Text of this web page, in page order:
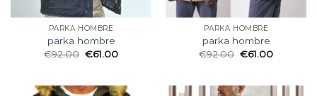
PARKA HOMBRE
parka hombre
€92.00 €61.00
PARKA HOMBRE
parka hombre
€92.00 €61.00